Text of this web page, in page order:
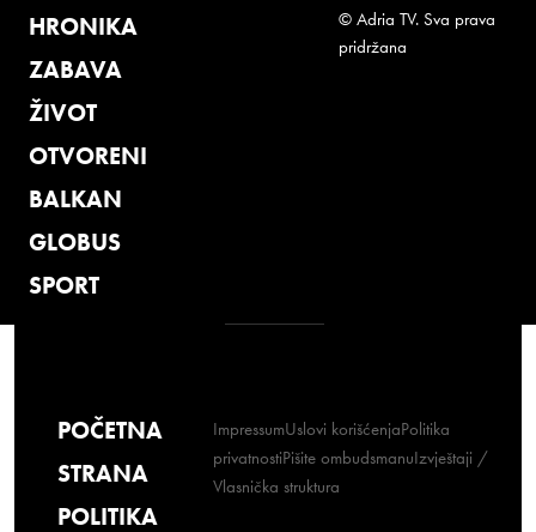
HRONIKA
ZABAVA
ŽIVOT
OTVORENI
BALKAN
GLOBUS
SPORT
© Adria TV. Sva prava
pridržana
POČETNA
STRANA
POLITIKA
ImpressumUslovi korišćenjaPolitika
privatnostiPišite ombudsmanuIzvještaji /
Vlasnička struktura